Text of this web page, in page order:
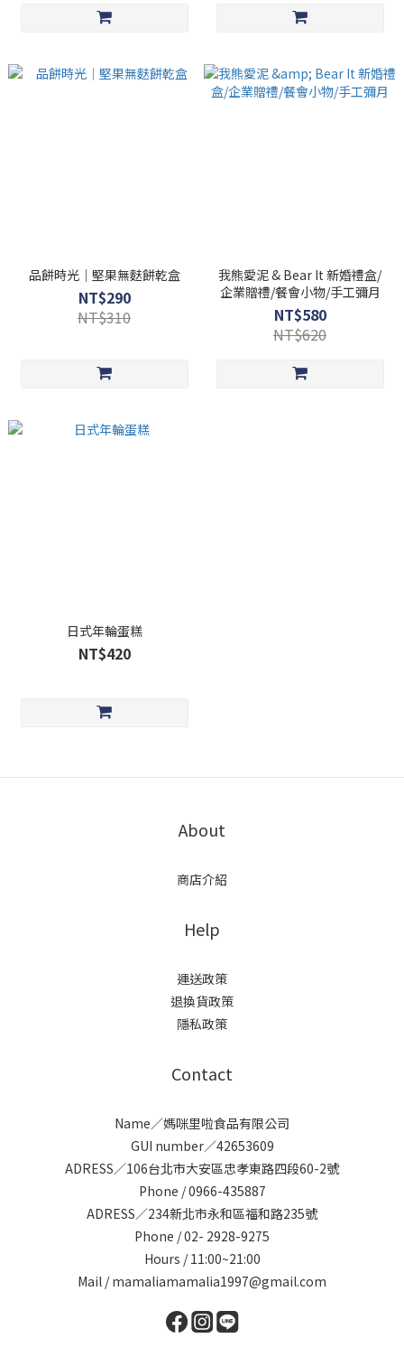
品餅時光｜堅果無麩餅乾盒​
NT$290
NT$310
我熊愛泥 & Bear It 新婚禮盒/
企業贈禮/餐會小物/手工彌月
NT$580
NT$620
日式年輪蛋糕
NT$420
About
商店介紹
Help
運送政策
退換貨政策
隱私政策
Contact
Name／媽咪里啦食品有限公司
GUI number／42653609
ADRESS／106台北市大安區忠孝東路四段60-2號
Phone / 0966-435887
ADRESS／234新北市永和區福和路235號
Phone / 02- 2928-9275
Hours / 11:00~21:00
Mail / mamaliamamalia1997@gmail.com